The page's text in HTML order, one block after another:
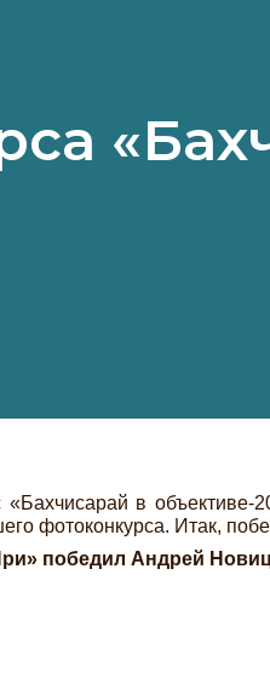
«Бахчисарай в
фотоконкурса. Итак,
победил Андрей